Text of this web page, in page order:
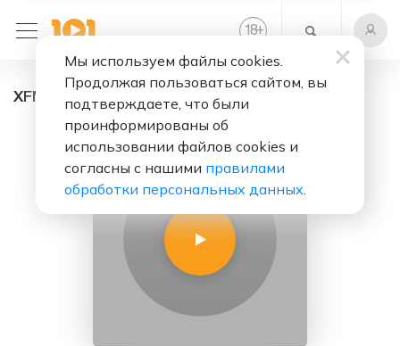
18+
XFM - радио онлайн. Слушать бесплатно
Мы используем файлы cookies.
Продолжая пользоваться сайтом, вы
подтверждаете, что были
проинформированы об
использовании файлов cookies и
согласны с нашими правилами
обработки персональных данных.